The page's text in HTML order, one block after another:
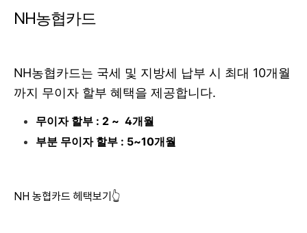
NH농협카드
NH농협카드는 국세 및 지방세 납부 시 최대 10개월
까지 무이자 할부 혜택을 제공합니다.
무이자 할부 : 2 ~ 4개월
부분 무이자 할부 : 5~10개월
NH 농협카드 헤택보기👆